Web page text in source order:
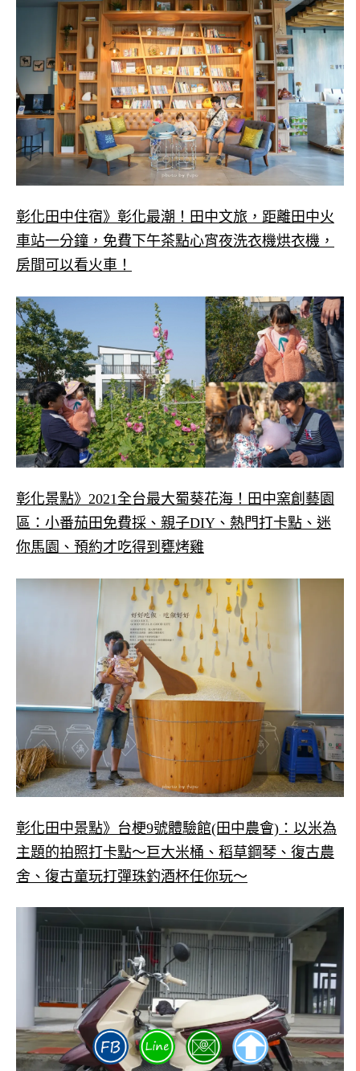
彰化田中住宿》彰化最潮！田中文旅，距離田中火
車站一分鐘，免費下午茶點心宵夜洗衣機烘衣機，
房間可以看火車！
彰化景點》2021全台最大蜀葵花海！田中窯創藝園
區：小番茄田免費採、親子DIY、熱門打卡點、迷
你馬園、預約才吃得到甕烤雞
彰化田中景點》台梗9號體驗館(田中農會)：以米為
主題的拍照打卡點～巨大米桶、稻草鋼琴、復古農
舍、復古童玩打彈珠釣酒杯任你玩～